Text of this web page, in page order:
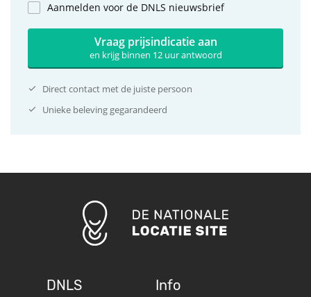
Aanmelden voor de DNLS nieuwsbrief
Vraag prijsindicatie aan
en krijg binnen 12 uur antwoord
Direct contact met de juiste persoon
Unieke beleving gegarandeerd
DNLS Info